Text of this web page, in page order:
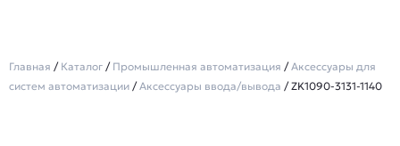
Главная / Каталог / Промышленная автоматизация /Аксессуары для
систем автоматизации /Аксессуары ввода/вывода / ZK1090-3131-1140